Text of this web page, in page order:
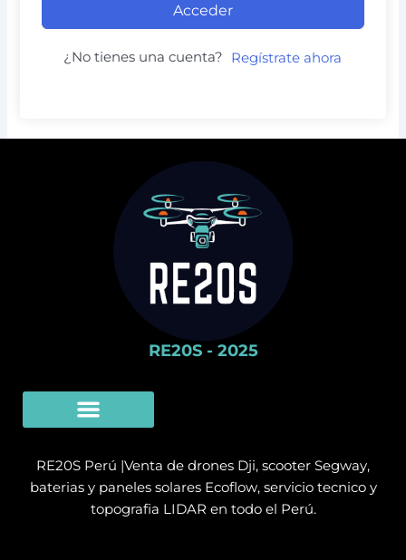
Acceder
¿No tienes una cuenta? Regístrate ahora
RE20S - 2025
RE20S Perú |Venta de drones Dji, scooter Segway,
baterias y paneles solares Ecoflow, servicio tecnico y
topografia LIDAR en todo el Perú.